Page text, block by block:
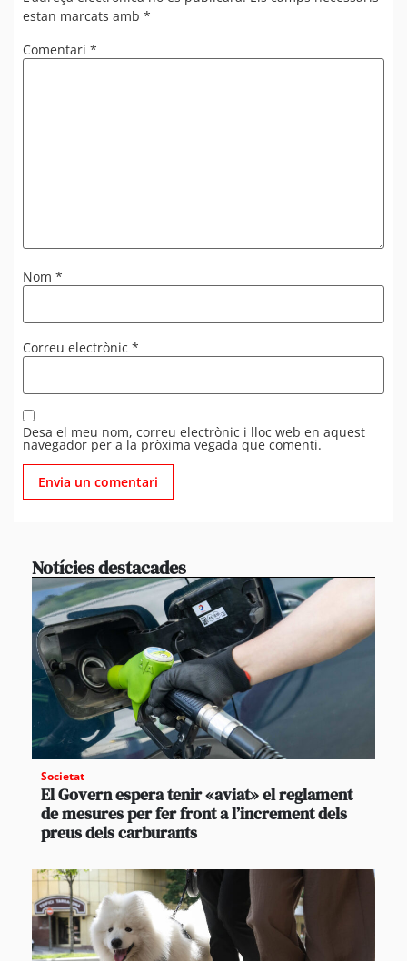
estan marcats amb *
Comentari *
Nom *
Correu electrònic *
Desa el meu nom, correu electrònic i lloc web en aquest
navegador per a la pròxima vegada que comenti.
Notícies destacades
Societat
El Govern espera tenir «aviat» el reglament
de mesures per fer front a l’increment dels
preus dels carburants